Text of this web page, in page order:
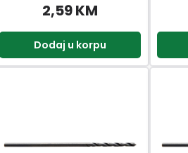
2,59 KM
Dodaj u korpu